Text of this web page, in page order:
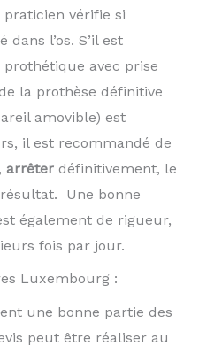
vérifie si
dans l’os. S’il est
prothétique avec prise
la prothèse définitive
amovible) est
il est recommandé de
arrêter définitivement, le
Une bonne
également de rigueur,
fois par jour.
Luxembourg :
une bonne partie des
peut être réaliser au